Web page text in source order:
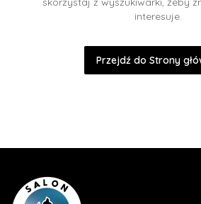
interesuje.
Przejdź do Strony